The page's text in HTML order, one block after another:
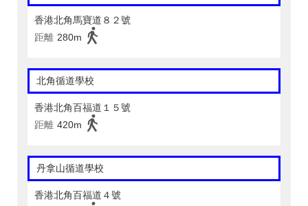
香港北角馬寶道８２號
距離 280m
北角循道學校
香港北角百福道１５號
距離 420m
丹拿山循道學校
香港北角百福道４號